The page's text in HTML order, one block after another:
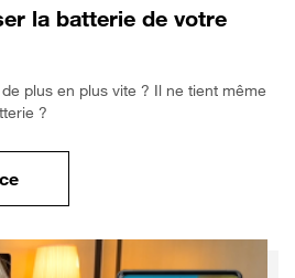
la batterie de votre
plus en plus vite ? Il ne tient même
?
optimiser la batterie de